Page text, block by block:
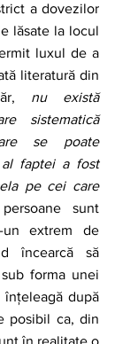
a dovezilor
lăsate la locul
luxul de a
literatură din
nu există
sistematică
se poate
faptei a fost
pe cei care
sunt
extrem de
încearcă să
forma unei
după
posibil ca, din
în realitate o